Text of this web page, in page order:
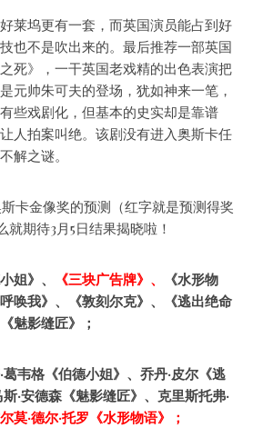
莱坞更有一套，而英国演员能占到好
也不是吹出来的。最后推荐一部英国
死》，一干英国老戏精的出色表演把
元帅朱可夫的登场，犹如神来一笔，
些戏剧化，但基本的史实却是靠谱
人拍案叫绝。该剧没有进入奥斯卡任
解之谜。
卡金像奖的预测（红字就是预测得奖
期待3月5日结果揭晓啦！
姐》、 《三块广告牌》、
《水形物
唤我》、《敦刻尔克》、《逃出绝命
魅影缝匠》；
韦格《伯德小姐》、乔丹·皮尔《逃
·安德森《魅影缝匠》、克里斯托弗·
莫·德尔·托罗《水形物语》；